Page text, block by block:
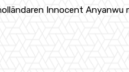
Innocent